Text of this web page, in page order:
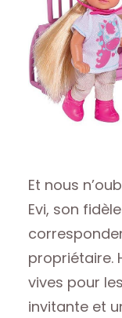
Et nous
Evi, son fidèle
propriétaire.
vives pour
invitante et